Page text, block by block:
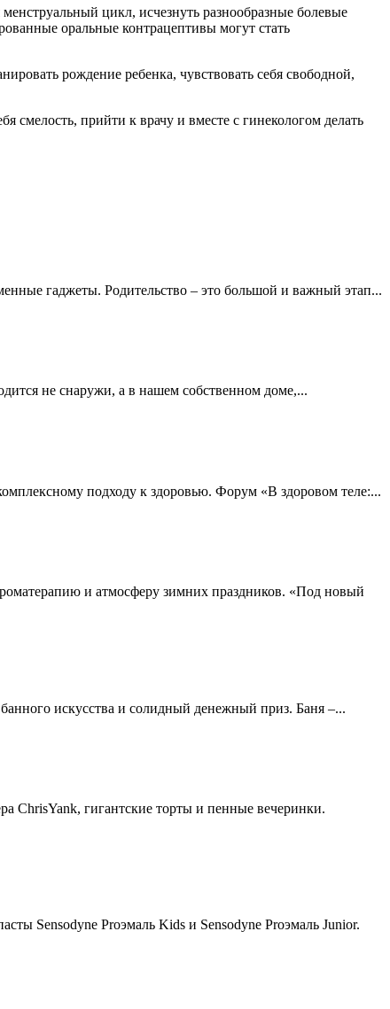
цикл, исчезнуть разнообразные болевые
оральные контрацептивы могут стать
рождение ребенка, чувствовать себя свободной,
прийти к врачу и вместе с гинекологом делать
гаджеты. Родительство – это большой и важный этап...
не снаружи, а в нашем собственном доме,...
подходу к здоровью. Форум «В здоровом теле:...
и атмосферу зимних праздников. «Под новый
искусства и солидный денежный приз. Баня –...
ChrisYank, гигантские торты и пенные вечеринки.
Sensodyne Proэмаль Kids и Sensodyne Proэмаль Junior.